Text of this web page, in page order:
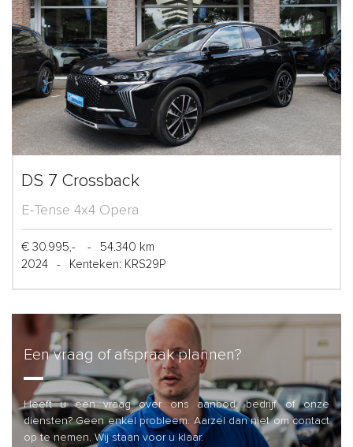
DS 7 Crossback
E-Tense 4x4 Opera
€ 30.995,- -
54.340 km
2024
- Kenteken: KRS29P
Een vraag of afspraak plannen?
Heeft u een vraag over ons aanbod, bedrijf of onze
diensten? Geen enkel probleem. Aarzel dan niet om contact
op te nemen. Wij staan voor u klaar.